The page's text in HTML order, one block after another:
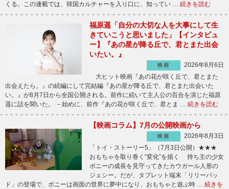
くる。この連載では、韓国カルチャーを入り口に、知ってい … 続きを読む
福原遥「自分の大切な人を大事にして生
きていこうと思いました」【インタビュ
ー】『あの星が降る丘で、君とまた出会
いたい。』
映画
2026年8月6日
大ヒット映画『あの花が咲く丘で、君とまた
出会えたら。』の続編にして完結編『あの星が降る丘で、君とまた出会いた
い。』が8月7日から全国公開される。前作に続いて主人公の百合を演じた福原
遥に話を聞いた。 －始めに、前作『あの花が咲く丘で、君とま … 続きを読む
【映画コラム】7月の公開映画から
映画
2026年8月3日
「トイ・ストーリー5」（7月3日公開）★★★
おもちゃを取り巻く“変化”を描く 持ち主の少女
ボニーの成長を見守ってきたカウガール人形の
ジェシー。だが、タブレット端末「リリーパッ
ド」の登場で、ボニーは画面の世界に夢中になり、おもちゃと遊ぶ時 … 続きを